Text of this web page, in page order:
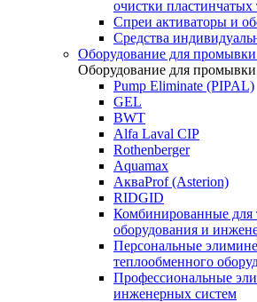
очистки
Спреи активаторы и
Средства
Оборудование для
Оборудование для
Pump Eliminate (PIPAL)
GEL
BWT
Alfa Laval CIP
Rothenberger
Aquamax
АкваProf (Asterion)
RIDGID
Комбинированные для
оборудования и
Персональные
теплообменного
Профессиональные
инженерных систем